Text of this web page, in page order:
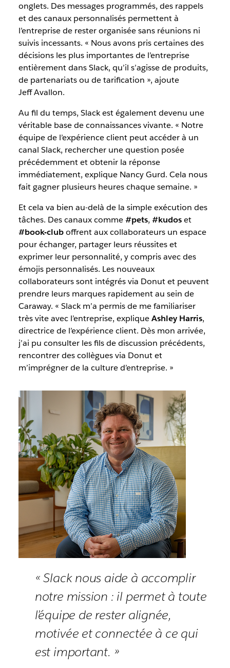
onglets. Des messages programmés, des rappels
et des canaux personnalisés permettent à
l’entreprise de rester organisée sans réunions ni
suivis incessants. « Nous avons pris certaines des
décisions les plus importantes de l’entreprise
entièrement dans Slack, qu’il s’agisse de produits,
de partenariats ou de tarification », ajoute
Jeff Avallon.
Au fil du temps, Slack est également devenu une
véritable base de connaissances vivante. « Notre
équipe de l’expérience client peut accéder à un
canal Slack, rechercher une question posée
précédemment et obtenir la réponse
immédiatement, explique Nancy Gurd. Cela nous
fait gagner plusieurs heures chaque semaine. »
Et cela va bien au-delà de la simple exécution des
tâches. Des canaux comme#pets, #kudoset
#book-cluboffrent aux collaborateurs un espace
pour échanger, partager leurs réussites et
exprimer leur personnalité, y compris avec des
émojis personnalisés. Les nouveaux
collaborateurs sont intégrés via Donut et peuvent
prendre leurs marques rapidement au sein de
Caraway. « Slack m’a permis de me familiariser
très vite avec l’entreprise, expliqueAshley Harris,
directrice de l’expérience client. Dès mon arrivée,
j’ai pu consulter les fils de discussion précédents,
rencontrer des collègues via Donut et
m’imprégner de la culture d’entreprise. »
« Slack nous aide à accomplir
notre mission : il permet à toute
l’équipe de rester alignée,
motivée et connectée à ce qui
est important. »